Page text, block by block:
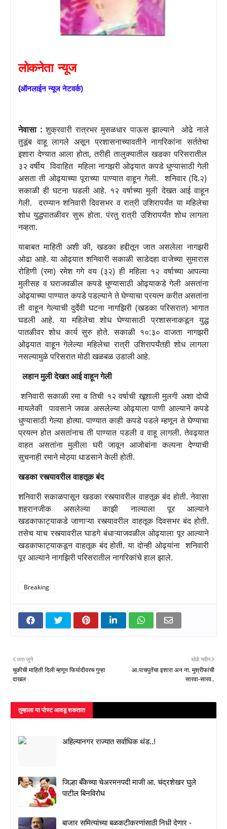
लोकनेता न्यूज
(ऑनलाईन न्यूज नेटवर्क)
नेवासा : शुक्रवारी रात्रभर मुसळधार पाऊस झाल्याने
ओढे नाले
तुडूंब वाहू लागले असून प्रशासनाच्यावतीने नागरिकांना सर्ततेचा
इशारा देण्यात आला होता,तरीही तालुक्यातील खडका परिसरातील
३२ वर्षीय विवाहित महिला नागझरी ओढ्यात कपडे धुण्यासाठी गेली
असता ती ओढ्याच्या पूराच्या पाण्यात वाहून गेली.
शनिवार (दि.२)
सकाळी ही घटना घडली आहे. १२ वर्षाच्या मुली देखत आई वाहून
गेली.
दरम्यान शनिवारी दिवसभर व रात्री उशिरापर्यंत या महिलेचा
शोध युद्धपातळीवर सुरू होता. पंरतु रात्री उशिरापर्यंत शोध लागला
नव्हता.
याबाबत माहिती अशी की,खडका हद्दीतून जात असलेला नागझरी
ओढा आहे. या ओढ्यात शनिवारी सकाळी साडेदहा वाजेच्या सुमारास
रोहिणी (रमा) रमेश गगे वय (३२) ही महिला १२ वर्षाच्या आपल्या
मुलीसह व घराजवळील कपडे धुण्यासाठी ओढ्याकडे गेली असतांना
ओढ्याच्या पाण्यात कपडे पडल्याने ते घेण्याचा प्रयत्न करीत असतांना
ती वाहून गेल्याची दुर्देवी घटना नागझिरी (खडका परिसरात) भागात
घडली आहे. या महिलेचा शोध घेण्यासाठी प्रशासनाकडून युद्ध
पातळीवर शोध कार्य सुरु होते. सकाळी १०:३० वाजता नागझरी
ओढ्यात वाहून गेलेल्या महिलेचा रात्री उशिरापर्यंतही शोध लागला
नसल्यामुळे परिसरात मोठी खळबळ उडाली आहे.
लहान मुली देखत आई वाहून गेली
शनिवारी सकाळी रमा व तिची १२ वर्षाची खूशाली मुलगी अशा दोघी
मायलेकी पावसाने जवळ असलेल्या ओढ्याला पाणी आल्याने कपडे
धुण्यासाठी गेल्या होत्या. पाण्यात काही कपडे पडले म्हणून ते घेण्याचा
प्रयत्न होत असतांनाच ती पाण्यात पडली व वाहू लागली. तेवढ्यात
वाहत असतांना मुलीला घरी जावून आजोबांना कल्पना देण्याची
सुचनाही रमाने मोठ्या धाडसाने केली होती.
खडका रस्त्यावरील वाहतूक बंद
शनिवारी सकाळपासून खडका रस्त्यावरील वाहतूक बंद होती. नेवासा
शहरानजीक असलेल्या काझी नाल्याला पूर आल्याने
खडकाफाट्याकडे जाणाऱ्या रस्त्यावरील वाहतूक दिवसभर बंद होती.
तसेच याच रस्त्यावरील घाडगे बंधाऱ्याजवळील ओढ्याला पूर आल्याने
खडकाफाट्याकडून वाहतूक बंद होती. या दोन्ही ओढ्यांना शनिवारी
पूर आल्याने नागझिरी परिसरातील नागरिकांचे हाल झाले.
Breaking
थोडे नवीन
आ.पाचपुतेंचा इशारा अन ना. मुश्रीफांची
सारवा-सारव..
जरा जुने
चुकीची माहिती दिली म्हणून फिर्यादीवरच गुन्हा
दाखल
तुम्‍हाला या पोस्‍ट आवडू शकतात
अहिल्यानगर राज्यात सर्वाधिक थंड..!
जिल्हा बँकेच्या चेअरमनपदी माजी आ. चंद्रशेखर घुले
पाटील बिनविरोध
बाजार समित्यांच्या बळकटीकरणांसाठी निधी देणार -